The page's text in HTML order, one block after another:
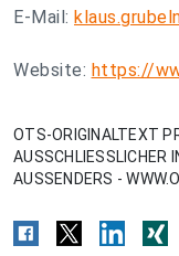
E-Mail:
Website: https://
OTS-ORIGINALTEXT
AUSSCHLIESSLICHER
AUSSENDERS -